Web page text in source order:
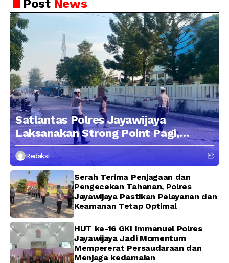
PostNews
Satlantas Polres Jayawijaya
Laksanakan Strong Point Pagi,
Edukasi Pengendara dengan
Pendekatan Humanis
Redaksi
Serah Terima Penjagaan dan
Pengecekan Tahanan, Polres
Jayawijaya Pastikan Pelayanan dan
Keamanan Tetap Optimal
HUT ke-16 GKI Immanuel Polres
Jayawijaya Jadi Momentum
Mempererat Persaudaraan dan
Menjaga kedamaian